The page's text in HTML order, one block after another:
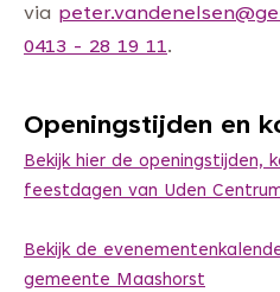
via
0413 - 28 19 11.
Openingstijden en
Bekijk hier de openingstijden,
feestdagen van Uden
Bekijk de
gemeente Maashorst